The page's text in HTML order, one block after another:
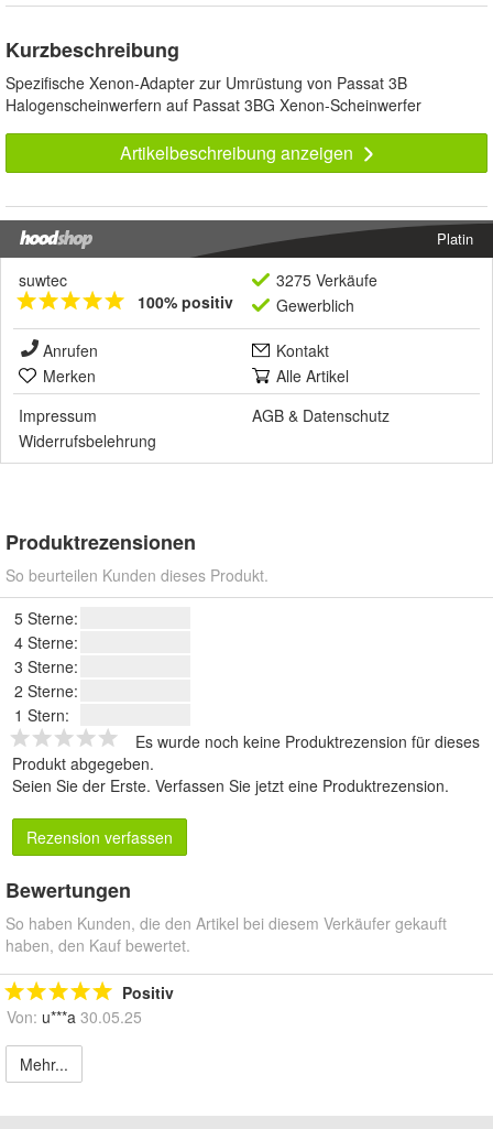
Kurzbeschreibung
Spezifische Xenon-Adapter zur Umrüstung von Passat 3B
Halogenscheinwerfern auf Passat 3BG Xenon-Scheinwerfer
Artikelbeschreibung anzeigen
Platin
suwtec
100% positiv
3275 Verkäufe
Gewerblich
Anrufen
Kontakt
Merken
Alle Artikel
Impressum
AGB & Datenschutz
Widerrufsbelehrung
Produktrezensionen
So beurteilen Kunden dieses Produkt.
5 Sterne:
4 Sterne:
3 Sterne:
2 Sterne:
1 Stern:
Es wurde noch keine Produktrezension für dieses
Produkt abgegeben.
Seien Sie der Erste. Verfassen Sie jetzt eine Produktrezension.
Rezension verfassen
Bewertungen
So haben Kunden, die den Artikel bei diesem Verkäufer gekauft
haben, den Kauf bewertet.
Positiv
Von: u***a 30.05.25
Mehr...